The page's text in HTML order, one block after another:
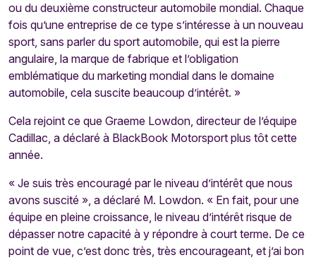
ou du deuxième constructeur automobile mondial. Chaque
fois qu’une entreprise de ce type s’intéresse à un nouveau
sport, sans parler du sport automobile, qui est la pierre
angulaire, la marque de fabrique et l’obligation
emblématique du marketing mondial dans le domaine
automobile, cela suscite beaucoup d’intérêt. »
Cela rejoint ce que Graeme Lowdon, directeur de l’équipe
Cadillac, a déclaré à BlackBook Motorsport plus tôt cette
année.
« Je suis très encouragé par le niveau d’intérêt que nous
avons suscité », a déclaré M. Lowdon. « En fait, pour une
équipe en pleine croissance, le niveau d’intérêt risque de
dépasser notre capacité à y répondre à court terme. De ce
point de vue, c’est donc très, très encourageant, et j’ai bon